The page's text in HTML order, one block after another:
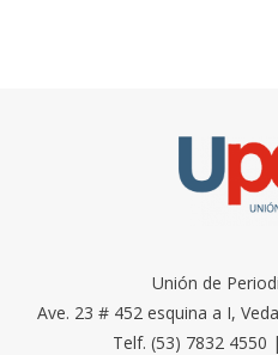
Unión de
Ave. 23 # 452 esquina a I,
Telf. (53) 7832 4550